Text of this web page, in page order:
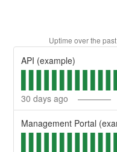
Uptime over the past
API (example)
30 days ago